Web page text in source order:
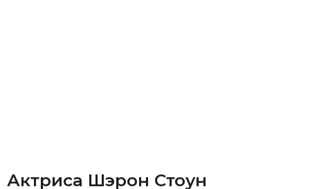
Актриса Шэрон Стоун